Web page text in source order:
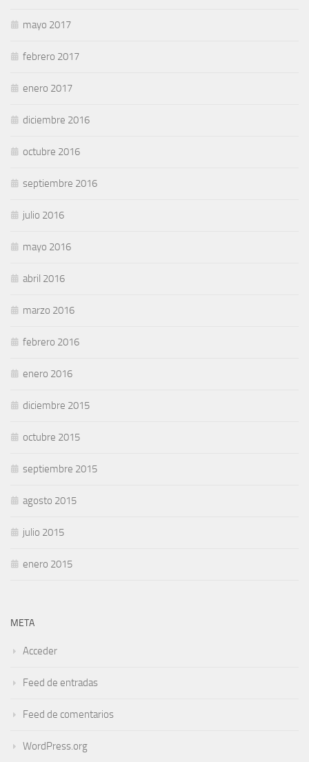
mayo 2017
febrero 2017
enero 2017
diciembre 2016
octubre 2016
septiembre 2016
julio 2016
mayo 2016
abril 2016
marzo 2016
febrero 2016
enero 2016
diciembre 2015
octubre 2015
septiembre 2015
agosto 2015
julio 2015
enero 2015
META
Acceder
Feed de entradas
Feed de comentarios
WordPress.org